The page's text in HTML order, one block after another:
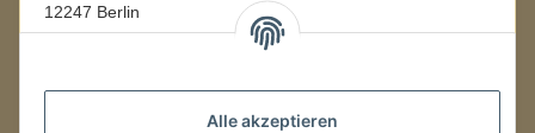
Alle akzeptieren
12247 Berlin
08:00–16:00 Uhr